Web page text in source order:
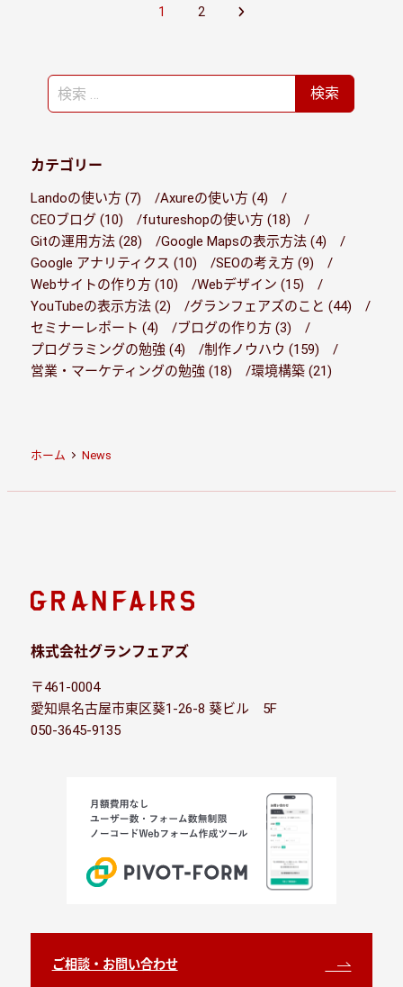
ペ
り
1 2
検
索
検索
カテゴリー
Landoの使い方 (7)
Axureの使い方 (4)
CEOブログ (10)
futureshopの使い方 (18)
Gitの運用方法 (28)
Google Mapsの表示方法 (4)
Google アナリティクス (10)
SEOの考え方 (9)
Webサイトの作り方 (10)
Webデザイン (15)
YouTubeの表示方法 (2)
グランフェアズのこと (44)
セミナーレポート (4)
ブログの作り方 (3)
プログラミングの勉強 (4)
制作ノウハウ (159)
営業・マーケティングの勉強 (18)
環境構築 (21)
ホーム News
株式会社グランフェアズ
〒461-0004
愛知県名古屋市東区葵1-26-8 葵ビル 5F
050-3645-9135
ご相談・お問い合わせ